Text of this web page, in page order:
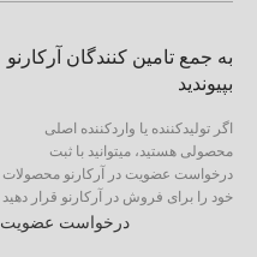
به جمع تامین کنندگان آرکارنو
بپیوندید
اگر تولیدکننده یا واردکننده اصلی
محصولی هستید، میتوانید با ثبت
درخواست عضویت در آرکارنو محصولات
خود را برای فروش در آرکارنو قرار دهید
درخواست عضویت